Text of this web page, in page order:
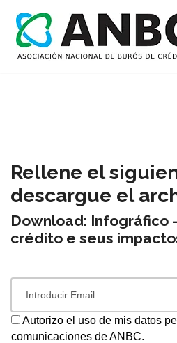
Rellene el
descargue el
Download: Infográfico
crédito e seus
Autorizo el uso de mis datos
comunicaciones de ANBC.